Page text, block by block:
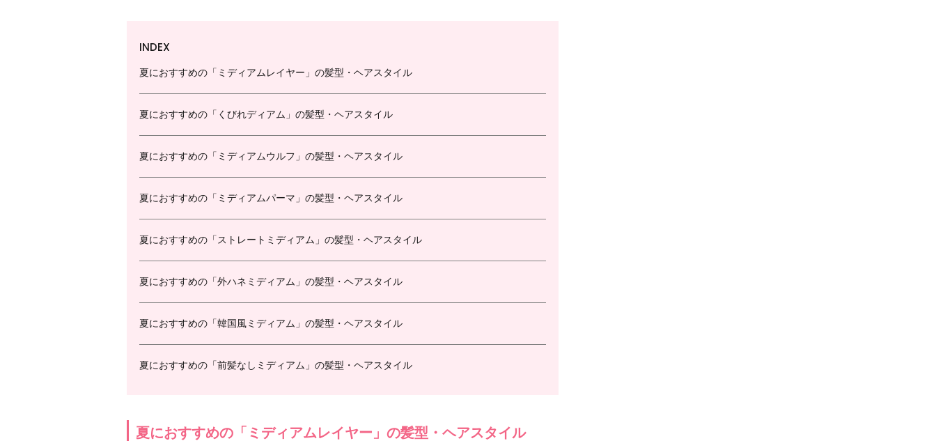
INDEX
夏におすすめの「ミディアムレイヤー」の髪型・ヘアスタイル
夏におすすめの「くびれディアム」の髪型・ヘアスタイル
夏におすすめの「ミディアムウルフ」の髪型・ヘアスタイル
夏におすすめの「ミディアムパーマ」の髪型・ヘアスタイル
夏におすすめの「ストレートミディアム」の髪型・ヘアスタイル
夏におすすめの「外ハネミディアム」の髪型・ヘアスタイル
夏におすすめの「韓国風ミディアム」の髪型・ヘアスタイル
夏におすすめの「前髪なしミディアム」の髪型・ヘアスタイル
夏におすすめの「ミディアムレイヤー」の髪型・ヘアスタイル